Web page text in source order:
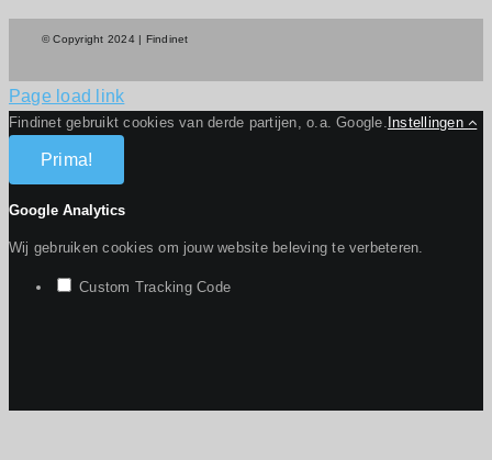
© Copyright 2024 | Findinet
Page load link
Findinet gebruikt cookies van derde partijen, o.a. Google. Instellingen
Prima!
Google Analytics
Wij gebruiken cookies om jouw website beleving te verbeteren.
Custom Tracking Code